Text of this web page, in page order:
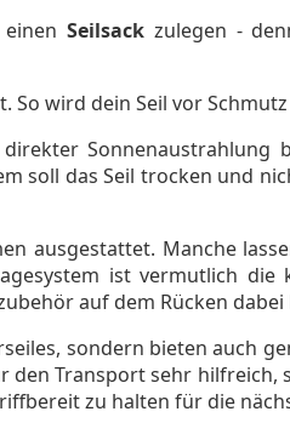
Seilsackzulegen -
So wird dein Seil vor
Sonnenaustrahlung
soll das Seil trocken und
ausgestattet. Manche
ist vermutlich die
auf dem Rücken dabei
sondern bieten auch
den Transport sehr hilfreich,
zu halten für die